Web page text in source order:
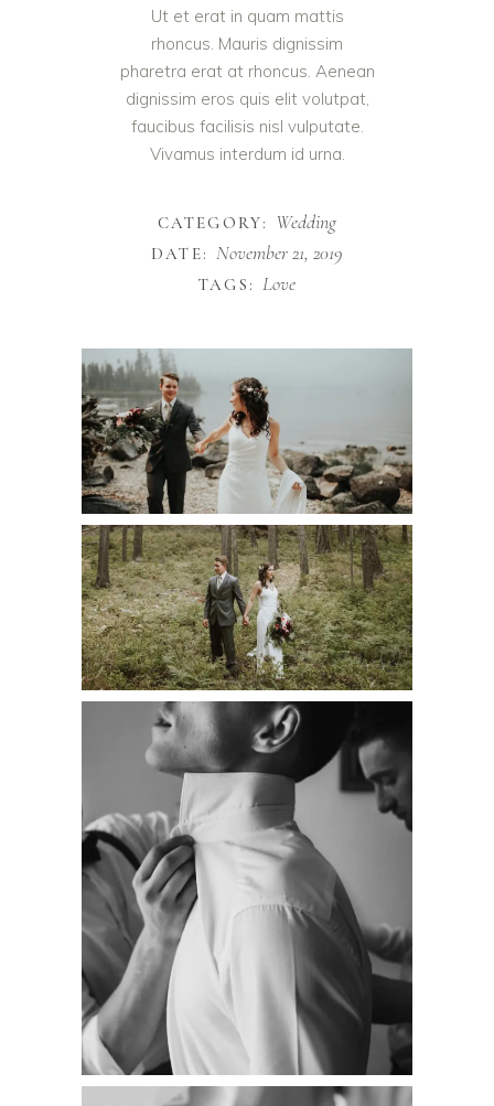
Ut et erat in quam mattis
rhoncus. Mauris dignissim
pharetra erat at rhoncus. Aenean
dignissim eros quis elit volutpat,
faucibus facilisis nisl vulputate.
Vivamus interdum id urna.
CATEGORY: Wedding
DATE: November 21, 2019
TAGS: Love